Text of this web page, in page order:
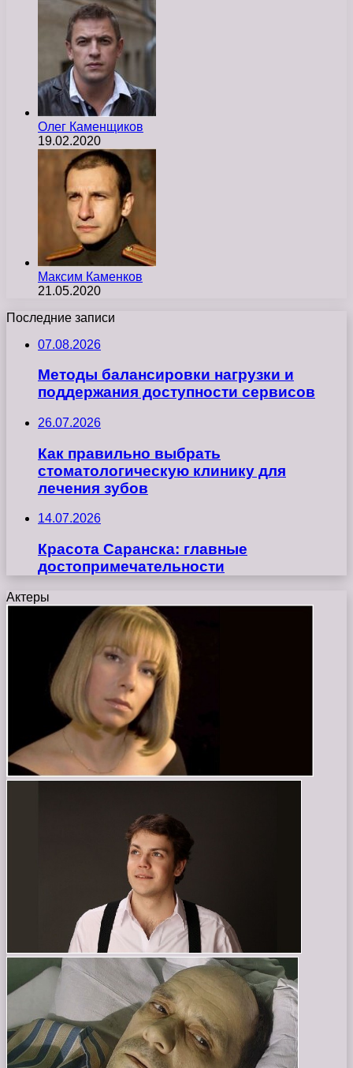
Олег Каменщиков
19.02.2020
Максим Каменков
21.05.2020
Последние записи
07.08.2026
Методы балансировки нагрузки и
поддержания доступности сервисов
26.07.2026
Как правильно выбрать
стоматологическую клинику для
лечения зубов
14.07.2026
Красота Саранска: главные
достопримечательности
Актеры